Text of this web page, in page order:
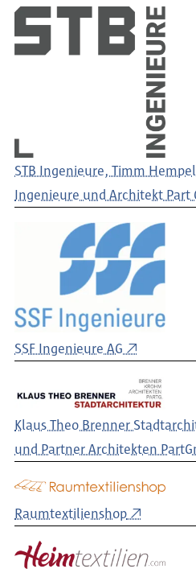
STB Ingenieure, Timm
Ingenieure und Architekt Part
SSF Ingenieure AG
Klaus Theo Brenner
und Partner Architekten
Raumtextilienshop